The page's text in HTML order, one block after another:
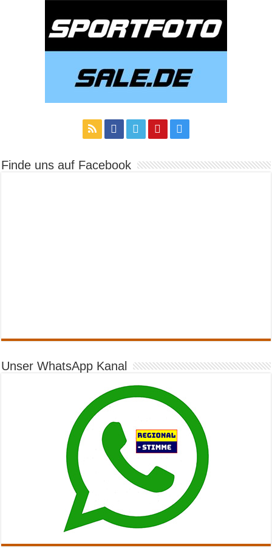
Finde uns auf Facebook
Unser WhatsApp Kanal